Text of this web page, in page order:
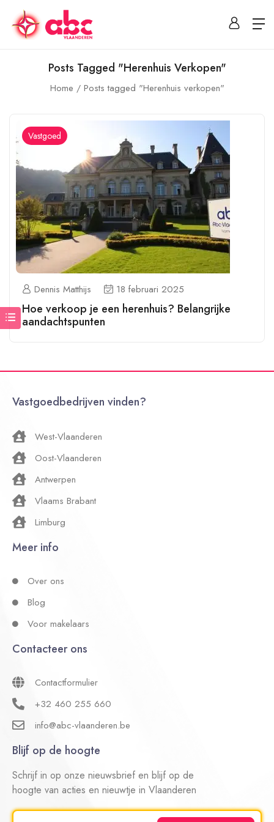
Posts Tagged "Herenhuis Verkopen"
Home Posts tagged "Herenhuis verkopen"
Vastgoed
Dennis Matthijs 18 februari 2025
Hoe verkoop je een herenhuis? Belangrijke
aandachtspunten
Vastgoedbedrijven vinden?
West-Vlaanderen
Oost-Vlaanderen
Antwerpen
Vlaams Brabant
Limburg
Meer info
Over ons
Blog
Voor makelaars
Contacteer ons
Contactformulier
+32 460 255 660
info@abc-vlaanderen.be
Blijf op de hoogte
Schrijf in op onze nieuwsbrief en blijf op de
hoogte van acties en nieuwtje in Vlaanderen